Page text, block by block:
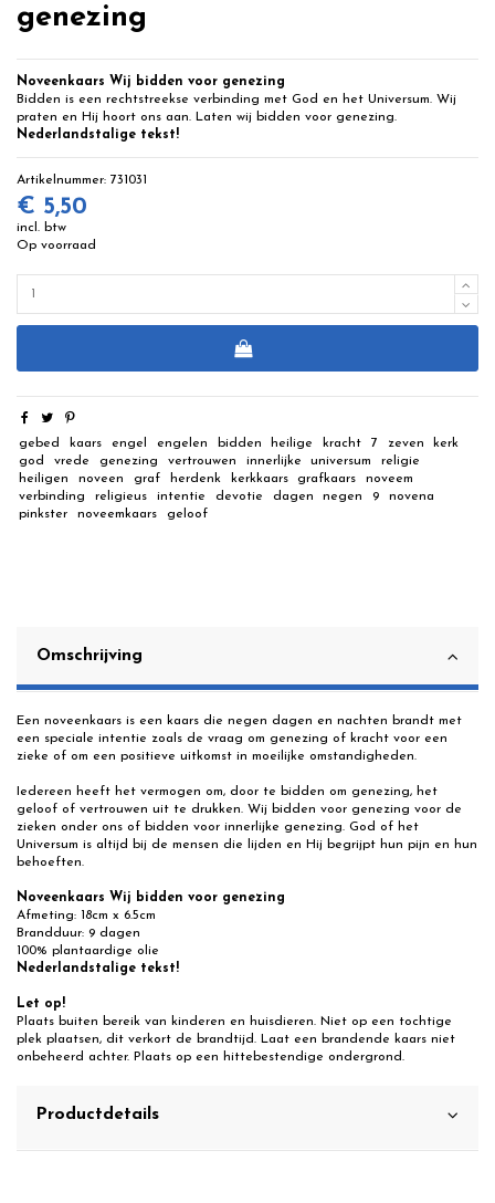
genezing
Noveenkaars Wij bidden voor genezing
Bidden is een rechtstreekse verbinding met God en het Universum. Wij
praten en Hij hoort ons aan. Laten wij bidden voor genezing.
Nederlandstalige tekst!
Artikelnummer: 731031
€ 5,50
incl. btw
Op voorraad
gebed kaars engel engelen bidden heilige kracht 7 zeven
kerk
god
vrede genezing vertrouwen innerlijke universum
religie
heiligen
noveen graf herdenk kerkkaars grafkaars
noveem
verbinding
religieus intentie devotie dagen negen 9
novena
pinkster
noveemkaars geloof
Omschrijving
Een noveenkaars is een kaars die negen dagen en nachten brandt met
een speciale intentie zoals de vraag om genezing of kracht voor een
zieke of om een positieve uitkomst in moeilijke omstandigheden.
Iedereen heeft het vermogen om, door te bidden om genezing, het
geloof of vertrouwen uit te drukken. Wij bidden voor genezing voor de
zieken onder ons of bidden voor innerlijke genezing. God of het
Universum is altijd bij de mensen die lijden en Hij begrijpt hun pijn en hun
behoeften.
Noveenkaars Wij bidden voor genezing
Afmeting: 18cm x 6.5cm
Brandduur: 9 dagen
100% plantaardige olie
Nederlandstalige tekst!
Let op!
Plaats buiten bereik van kinderen en huisdieren. Niet op een tochtige
plek plaatsen, dit verkort de brandtijd. Laat een brandende kaars niet
onbeheerd achter. Plaats op een hittebestendige ondergrond.
Productdetails